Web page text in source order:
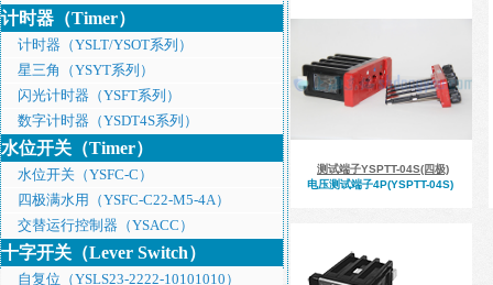
计时器（Timer）
计时器（YSLT/YSOT系列）
星三角（YSYT系列）
闪光计时器（YSFT系列）
数字计时器（YSDT4S系列）
水位开关（Timer）
水位开关（YSFC-C）
四极满水用（YSFC-C22-M5-4A）
交替运行控制器（YSACC）
十字开关（Lever Switch）
自复位（YSLS23-2222-10101010）
测试端子YSPTT-04S(四极)
电压测试端子4P(YSPTT-04S)
产品检索